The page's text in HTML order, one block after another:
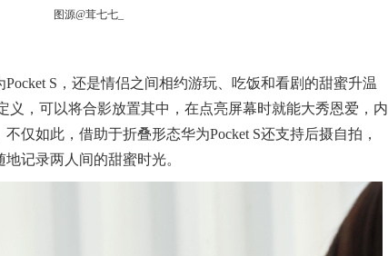
图源@茸七七_
S，还是情侣之间相约游玩、吃饭和看剧的甜蜜升温
义，可以将合影放置其中，在点亮屏幕时就能大秀恩爱，内
仅如此，借助于折叠形态华为Pocket S还支持后摄自拍，
记录两人间的甜蜜时光。